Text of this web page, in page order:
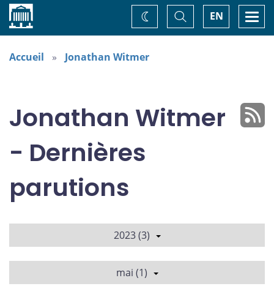
Accueil EN
Basculer
la
recherche
Changez
de
Accueil Jonathan Witmer
Jonathan Witmer
- Dernières
parutions
2023 (3)
mai (1)